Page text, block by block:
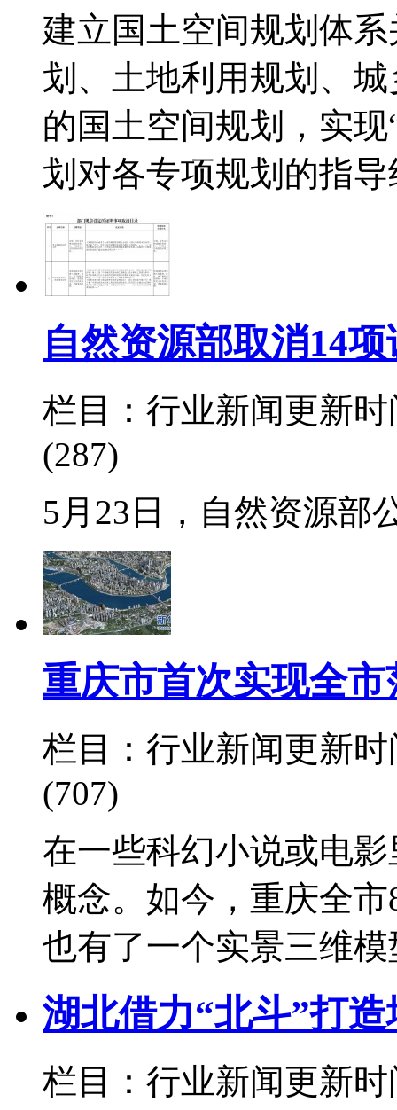
建立国土空间规划体
划、土地利用规划、
的国土空间规划，实
划对各专项规划的指
自然资源部取消14
栏目：行业新闻更新时
(287)
5月23日，自然资源部
重庆市首次实现全
栏目：行业新闻更新时
(707)
在一些科幻小说或电
概念。如今，重庆全
也有了一个实景三维
湖北借力“北斗”打
栏目：行业新闻更新时